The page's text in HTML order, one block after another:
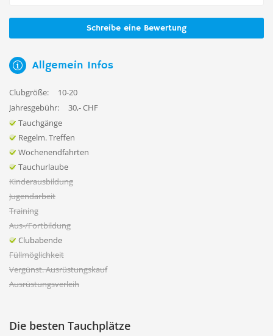
Schreibe eine Bewertung
Allgemein Infos
Clubgröße:
10-20
Jahresgebühr:
30,- CHF
Tauchgänge
Regelm. Treffen
Wochenendfahrten
Tauchurlaube
Kinderausbildung
Jugendarbeit
Training
Aus-/Fortbildung
Clubabende
Füllmöglichkeit
Vergünst. Ausrüstungskauf
Ausrüstungsverleih
Die besten Tauchplätze